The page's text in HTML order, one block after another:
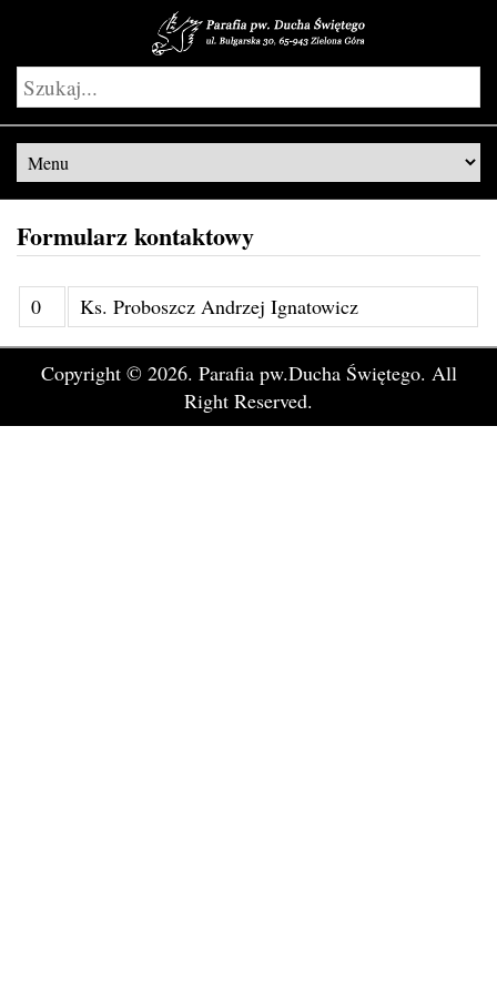
Formularz kontaktowy
0 Ks. Proboszcz Andrzej Ignatowicz
Copyright © 2026. Parafia pw.Ducha Świętego. All
Right Reserved.